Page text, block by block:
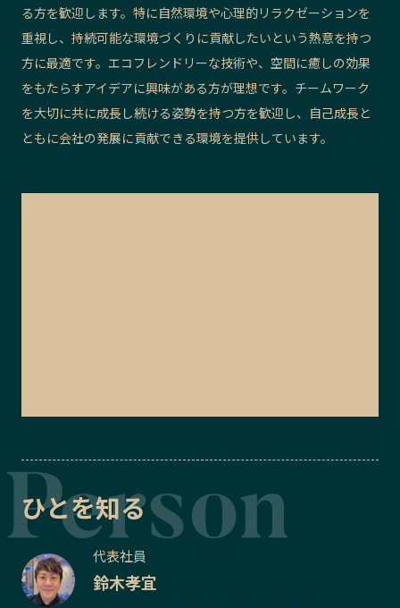
る方を歓迎します。特に自然環境や心理的リラクゼーションを
重視し、持続可能な環境づくりに貢献したいという熱意を持つ
方に最適です。エコフレンドリーな技術や、空間に癒しの効果
をもたらすアイデアに興味がある方が理想です。チームワーク
を大切に共に成長し続ける姿勢を持つ方を歓迎し、自己成長と
ともに会社の発展に貢献できる環境を提供しています。
ひとを知る
代表社員
鈴木孝宜